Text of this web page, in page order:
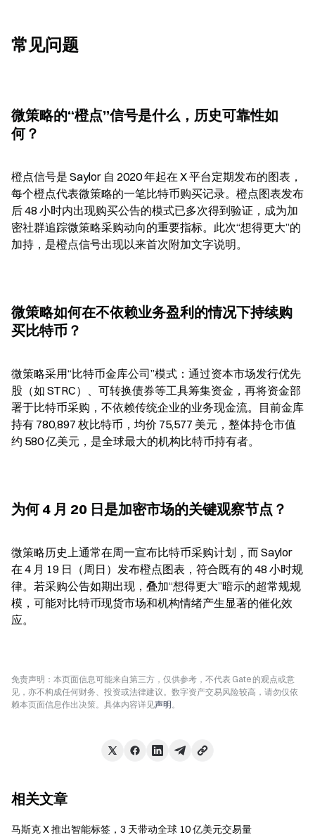
常见问题
微策略的“橙点”信号是什么，历史可靠性如
何？
橙点信号是 Saylor 自 2020 年起在 X 平台定期发布的图表，
每个橙点代表微策略的一笔比特币购买记录。橙点图表发布
后 48 小时内出现购买公告的模式已多次得到验证，成为加
密社群追踪微策略采购动向的重要指标。此次“想得更大”的
加持，是橙点信号出现以来首次附加文字说明。
微策略如何在不依赖业务盈利的情况下持续购
买比特币？
微策略采用“比特币金库公司”模式：通过资本市场发行优先
股（如 STRC）、可转换债券等工具筹集资金，再将资金部
署于比特币采购，不依赖传统企业的业务现金流。目前金库
持有 780,897 枚比特币，均价 75,577 美元，整体持仓市值
约 580 亿美元，是全球最大的机构比特币持有者。
为何 4 月 20 日是加密市场的关键观察节点？
微策略历史上通常在周一宣布比特币采购计划，而 Saylor
在 4 月 19 日（周日）发布橙点图表，符合既有的 48 小时规
律。若采购公告如期出现，叠加“想得更大”暗示的超常规规
模，可能对比特币现货市场和机构情绪产生显著的催化效
应。
免责声明：本页面信息可能来自第三方，仅供参考，不代表 Gate 的观点或意
见，亦不构成任何财务、投资或法律建议。数字资产交易风险较高，请勿仅依
赖本页面信息作出决策。具体内容详见声明。
相关文章
马斯克 X 推出智能标签，3 天带动全球 10 亿美元交易量